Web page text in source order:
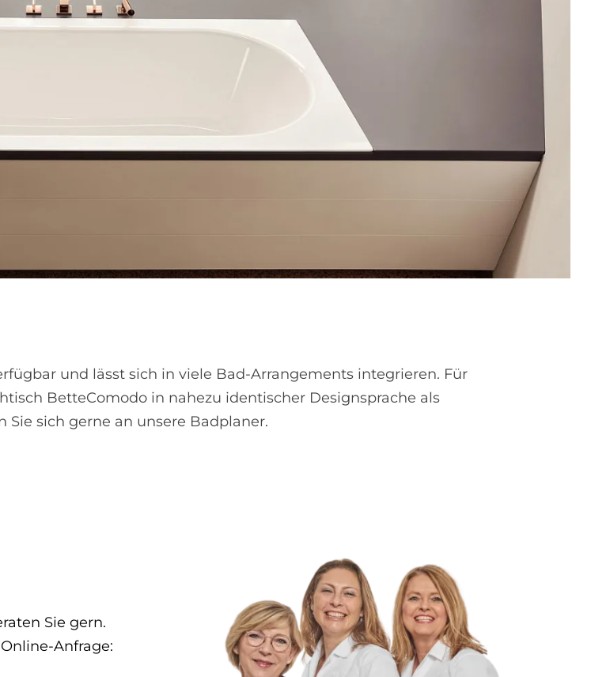
und lässt sich in viele Bad-Arrangements integrieren. Für
BetteComodo in nahezu identischer Designsprache als
sich gerne an unsere Badplaner.
Sie gern.
Anfrage: